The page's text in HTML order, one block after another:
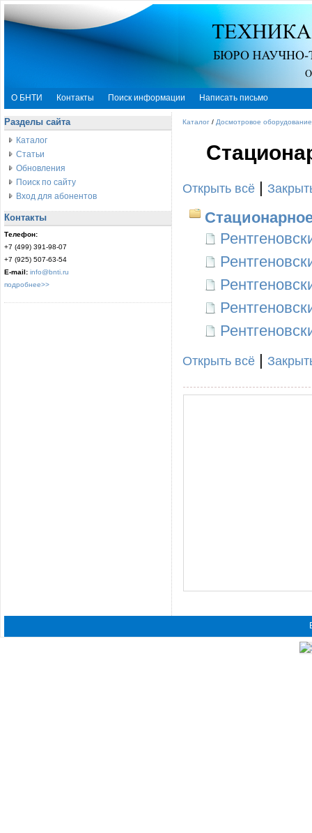
О БНТИ Контакты Поиск информации Написать письмо
Разделы сайта
Каталог
Статьи
Обновления
Поиск по сайту
Вход для абонентов
Контакты
Телефон:
+7 (499) 391-98-07
+7 (925) 507-63-54
E-mail: info@bnti.ru
подробнее>>
Каталог / Досмотровое оборудование
Открыть всё |
Открыть всё |